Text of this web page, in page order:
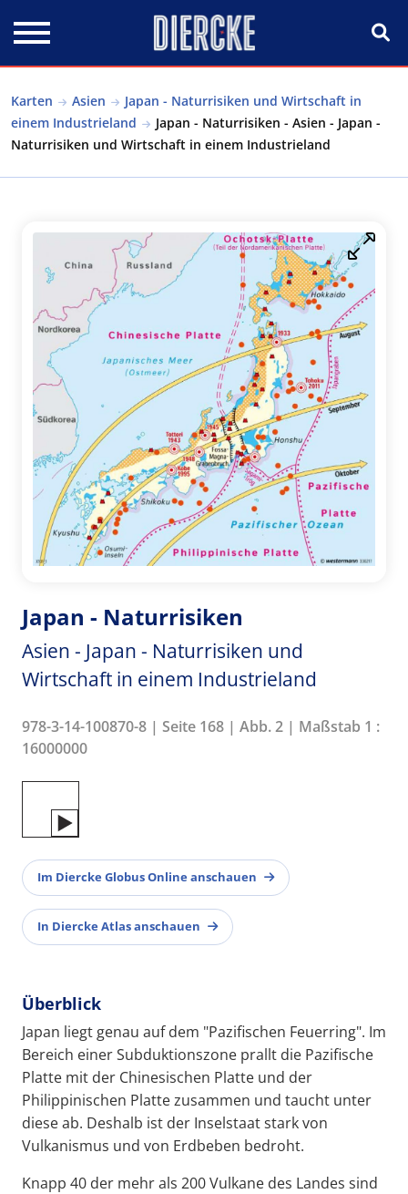
Karten Asien
Japan - Naturrisiken und Wirtschaft in
einem Industrieland
Japan - Naturrisiken - Asien - Japan -
Naturrisiken und Wirtschaft in einem Industrieland
Japan - Naturrisiken
Asien - Japan - Naturrisiken und
Wirtschaft in einem Industrieland
978-3-14-100870-8 | Seite 168 | Abb. 2 | Maßstab 1 :
16000000
Im Diercke Globus Online anschauen
In Diercke Atlas anschauen
Überblick
Japan liegt genau auf dem "Pazifischen Feuerring". Im
Bereich einer Subduktionszone prallt die Pazifische
Platte mit der Chinesischen Platte und der
Philippinischen Platte zusammen und taucht unter
diese ab. Deshalb ist der Inselstaat stark von
Vulkanismus und von Erdbeben bedroht.
Knapp 40 der mehr als 200 Vulkane des Landes sind